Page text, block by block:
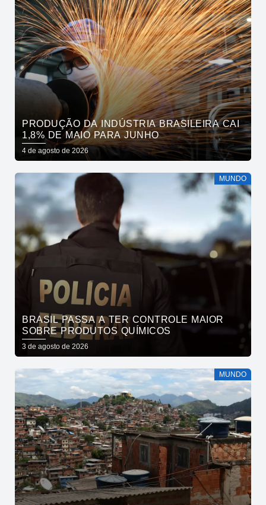
PRODUÇÃO DA INDÚSTRIA BRASILEIRA CAI
1,8% DE MAIO PARA JUNHO
4 de agosto de 2026
MUNDO
BRASIL PASSA A TER CONTROLE MAIOR
SOBRE PRODUTOS QUÍMICOS
3 de agosto de 2026
MUNDO